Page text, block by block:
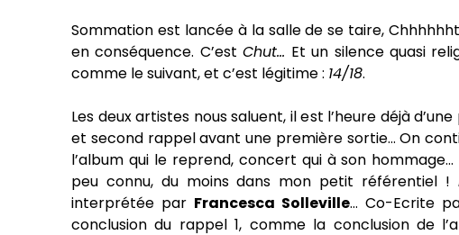
Sommation est lancée à la salle de se taire,
en conséquence. C’est Chut… Et un silence quasi
comme le suivant, et c’est légitime : 14/18.
Les deux artistes nous saluent, il est l’heure déjà
et second rappel avant une première sortie… On
l’album qui le reprend, concert qui à son
peu connu, du moins dans mon petit référentiel !
interprétée par Francesca Solleville… Co-Ecrite
conclusion du rappel 1, comme la conclusion de